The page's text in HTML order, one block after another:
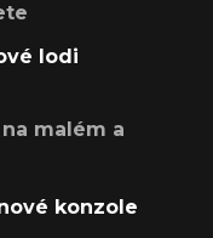
lodi
malém a
konzole